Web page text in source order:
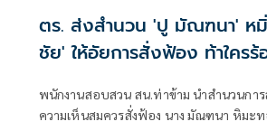
ตร. ส่งสำนวน 'ปู มัณฑนา' ห
ชัย' ให้อัยการสั่งฟ้อง ท้าใคร
พนักงานสอบสวน สน.ท่าข้าม นำสำนวนกา
ความเห็นสมควรสั่งฟ้อง นาง มัณฑนา หิมะท